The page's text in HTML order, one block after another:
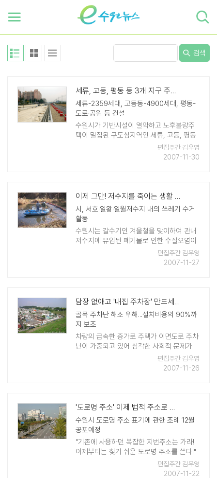
검색
세류, 고등, 평동 등 3개 지구 주거 개선사업 박차
세류-2359세대, 고등동-4900세대, 평동-
도로·공원 등 건설
수원시가 기반시설이 열악하고 노후불량주
택이 밀집된 구도심지역인 세류, 고등, 평동
등 3개 지구에 대한 주거환경개선사업을 적
극 추진하는 등, 상대적으로 낙후된 서수원
편집주간 김우영
2007-11-30
이제 그만! 저수지를 죽이는 생활 폐기물...
시, 서호·일왕·일월저수지 내의 쓰레기 수거
활동
수원시는 갈수기인 겨울철을 맞이하여 관내
저수지에 유입된 폐기물로 인한 수질오염이
가중 될 것이 예상됨에 따라 지난 20일부터
3일간 서호저수지 등 관내 저수지의 부유폐
편집주간 김우영
2007-11-27
담장 없애고 '내집 주차장' 만드세요
골목 주차난 해소 위해...설치비용의 90%까
지 보조
차량의 급속한 증가로 주택가 이면도로 주차
난이 가중되고 있어 심각한 사회적 문제가
되고 있다.이에 수원시는 기존 단독주택 또
는 다세대주택의 담장이나 대문, 이웃간의
편집주간 김우영
2007-11-26
'도로명 주소' 이제 법적 주소로 사용됩니다
수원시 도로명 주소 표기에 관한 조례 12월
공포예정
"기존에 사용하던 복잡한 지번주소는 가라!
이제부터는 찾기 쉬운 도로명 주소를 쓴다!"
도로명 주소가 정착되면 기존에 사용하던 복
잡한 지번주소 보다 목적지를 찾기가 쉬워진
편집주간 김우영
2007-11-22